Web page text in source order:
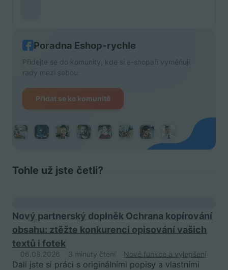
Poradna Eshop-rychle
Přidejte se do komunity, kde si e-shopaři vyměňují
rady mezi sebou.
Přidat se ke komunitě
Tohle už jste četli?
Nový partnerský doplněk Ochrana kopírování
obsahu: ztěžte konkurenci opisování vašich
textů i fotek
06.08.2026 3 minuty čtení Nové funkce a vylepšení
Dali jste si práci s originálními popisy a vlastními